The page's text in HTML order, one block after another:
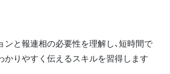
と報連相の必要性を理解し、短時間で
かりやすく伝えるスキルを習得します